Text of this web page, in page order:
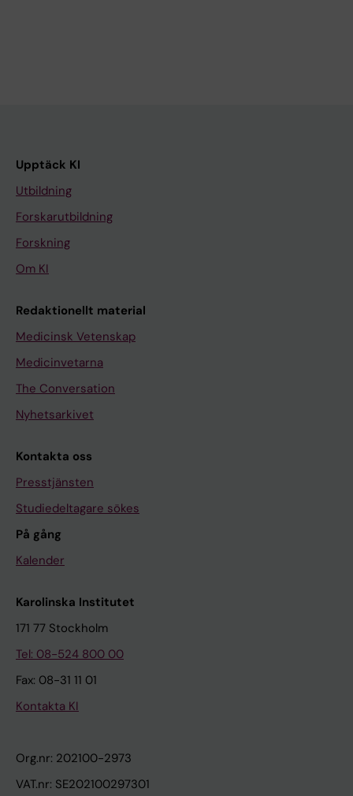
Upptäck KI
Utbildning
Forskarutbildning
Forskning
Om KI
Redaktionellt material
Medicinsk Vetenskap
Medicinvetarna
The Conversation
Nyhetsarkivet
Kontakta oss
Presstjänsten
Studiedeltagare sökes
På gång
Kalender
Karolinska Institutet
171 77 Stockholm
Tel: 08-524 800 00
Fax: 08-31 11 01
Kontakta KI
Org.nr: 202100-2973
VAT.nr: SE202100297301